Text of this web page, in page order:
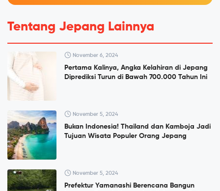
Tentang Jepang Lainnya
November 6, 2024
Pertama Kalinya, Angka Kelahiran di Jepang
Diprediksi Turun di Bawah 700.000 Tahun Ini
November 5, 2024
Bukan Indonesia! Thailand dan Kamboja Jadi
Tujuan Wisata Populer Orang Jepang
November 5, 2024
Prefektur Yamanashi Berencana Bangun